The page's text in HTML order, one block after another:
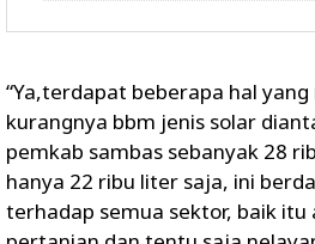
“Ya,terdapat beberapa hal
kurangnya bbm jenis solar
pemkab sambas sebanyak 28
hanya 22 ribu liter saja, ini
terhadap semua sektor, baik itu